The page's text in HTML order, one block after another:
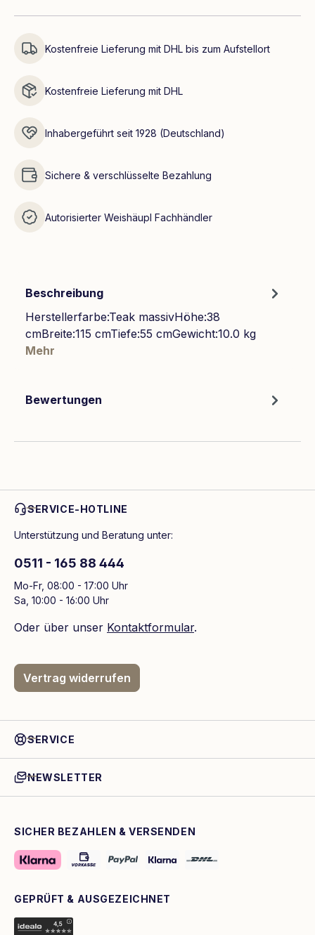
Kostenfreie Lieferung mit DHL bis zum Aufstellort
Kostenfreie Lieferung mit DHL
Inhabergeführt seit 1928 (Deutschland)
Sichere & verschlüsselte Bezahlung
Autorisierter Weishäupl Fachhändler
Beschreibung
Herstellerfarbe:Teak massivHöhe:38
cmBreite:115 cmTiefe:55 cmGewicht:10.0 kg
Mehr
Bewertungen
SERVICE-HOTLINE
Unterstützung und Beratung unter:
0511 - 165 88 444
Mo-Fr, 08:00 - 17:00 Uhr
Sa, 10:00 - 16:00 Uhr
Oder über unser Kontaktformular.
Vertrag widerrufen
SERVICE
NEWSLETTER
SICHER BEZAHLEN & VERSENDEN
GEPRÜFT & AUSGEZEICHNET